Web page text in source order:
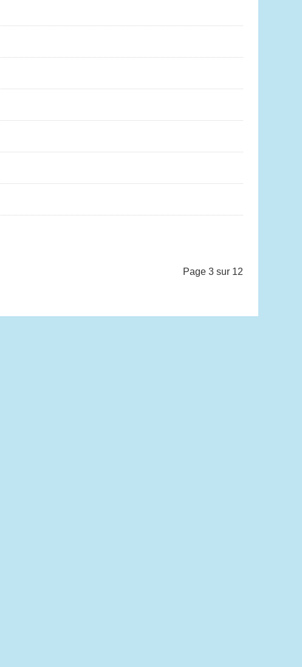
Page 3 sur 12